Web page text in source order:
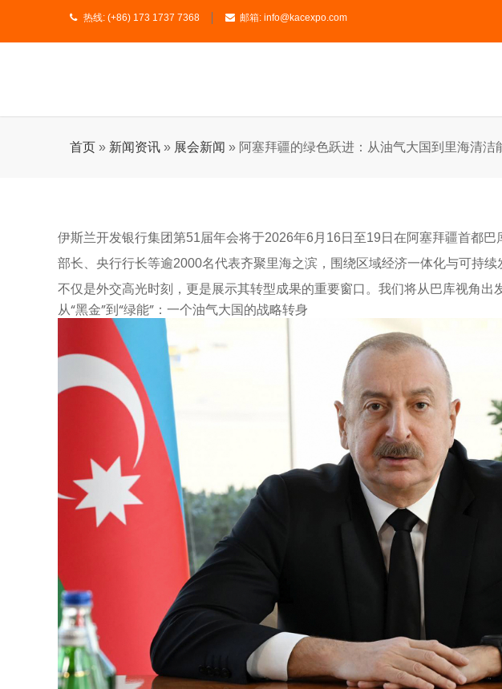
热线: (+86) 173 1737 7368 邮箱: info@kacexpo.com
首页 » 新闻资讯 » 展会新闻 » 阿塞拜疆的绿色跃进：从油气大国到里海清洁
伊斯兰开发银行集团第51届年会将于2026年6月16日至19日在阿塞拜疆首都
部长、央行行长等逾2000名代表齐聚里海之滨，围绕区域经济一体化与可持
不仅是外交高光时刻，更是展示其转型成果的重要窗口。我们将从巴库视角出
从“黑金”到“绿能”：一个油气大国的战略转身